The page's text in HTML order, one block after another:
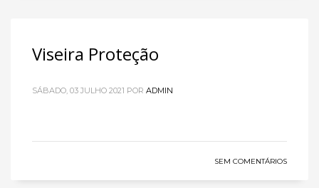
Viseira Proteção
SÁBADO, 03 JULHO 2021 POR ADMIN
SEM COMENTÁRIOS